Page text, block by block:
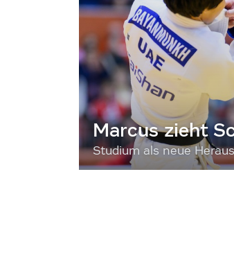
Marcus zieht
Studium als neue